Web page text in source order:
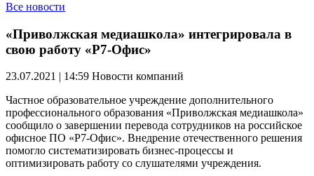
Все новости
«Приволжская медиашкола» интегрировала в
свою работу «Р7-Офис»
23.07.2021 | 14:59 Новости компаний
Частное образовательное учреждение дополнительного
профессионального образования «Приволжская медиашкола»
сообщило о завершении перевода сотрудников на российское
офисное ПО «Р7-Офис». Внедрение отечественного решения
помогло систематизировать бизнес-процессы и
оптимизировать работу со слушателями учреждения.